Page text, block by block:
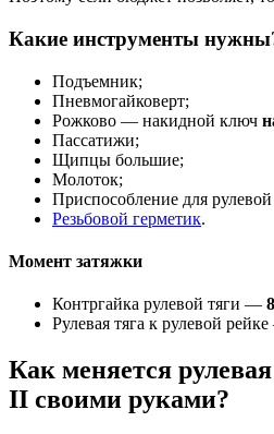
Какие инструменты
Подъемник;
Пневмогайковерт;
Рожково — накидной ключ
Пассатижи;
Щипцы большие;
Молоток;
Приспособление для рулевой
Резьбовой герметик.
Момент затяжки
Контргайка рулевой тяги —
Рулевая тяга к рулевой
Как меняется
II своими руками?